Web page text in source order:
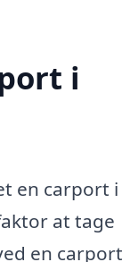
i
en carport i
at tage
en carport